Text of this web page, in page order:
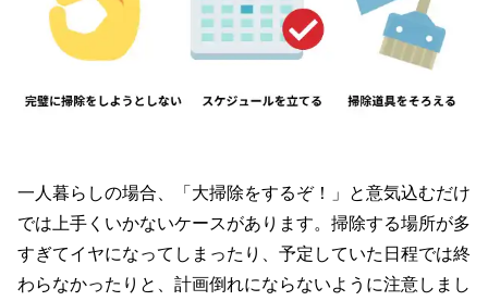
一人暮らしの場合、「大掃除をするぞ！」と意気込むだけ
では上手くいかないケースがあります。掃除する場所が多
すぎてイヤになってしまったり、予定していた日程では終
わらなかったりと、計画倒れにならないように注意しまし